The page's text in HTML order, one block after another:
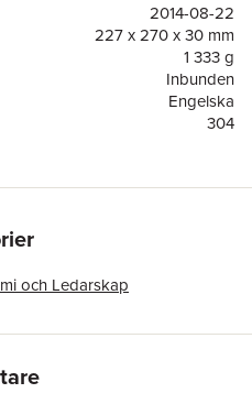
2014-08-22
227 x 270 x 30 mm
1 333 g
Inbunden
Engelska
304
och Ledarskap